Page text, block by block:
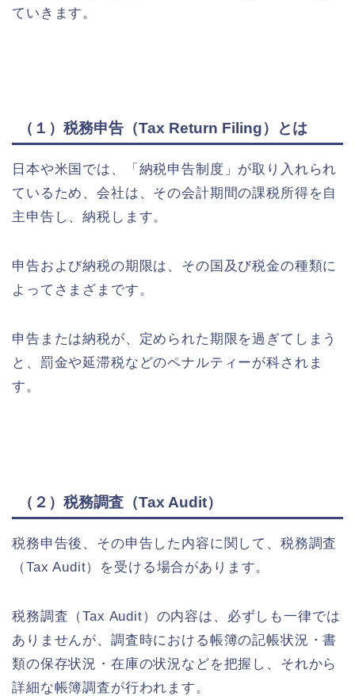
ていきます。
（１）税務申告（Tax Return Filing）とは
日本や米国では、「納税申告制度」が取り入れられ
ているため、会社は、その会計期間の課税所得を自
主申告し、納税します。
申告および納税の期限は、その国及び税金の種類に
よってさまざまです。
申告または納税が、定められた期限を過ぎてしまう
と、罰金や延滞税などのペナルティーが科されま
す。
（２）税務調査（Tax Audit）
税務申告後、その申告した内容に関して、税務調査
（Tax Audit）を受ける場合があります。
税務調査（Tax Audit）の内容は、必ずしも一律では
ありませんが、調査時における帳簿の記帳状況・書
類の保存状況・在庫の状況などを把握し、それから
詳細な帳簿調査が行われます。